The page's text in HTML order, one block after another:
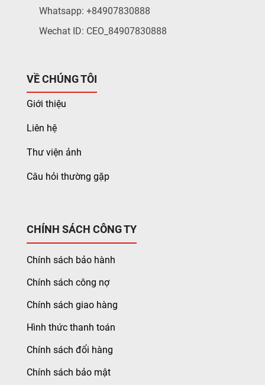
Whatsapp: +84907830888
Wechat ID: CEO_84907830888
VỀ CHÚNG TÔI
Giới thiệu
Liên hệ
Thư viện ảnh
Câu hỏi thường gặp
CHÍNH SÁCH CÔNG TY
Chính sách bảo hành
Chính sách công nợ
Chính sách giao hàng
Hình thức thanh toán
Chính sách đổi hàng
Chính sách bảo mật